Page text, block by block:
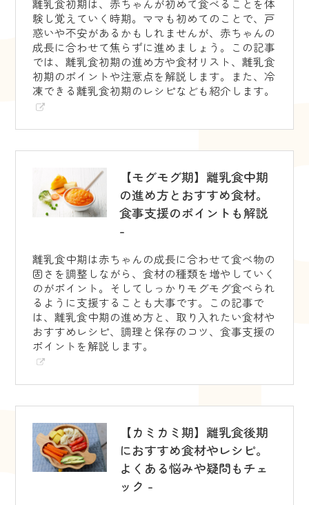
離乳食初期は、赤ちゃんが初めて食べることを体
験し覚えていく時期。ママも初めてのことで、戸
惑いや不安があるかもしれませんが、赤ちゃんの
成長に合わせて焦らずに進めましょう。この記事
では、離乳食初期の進め方や食材リスト、離乳食
初期のポイントや注意点を解説します。また、冷
凍できる離乳食初期のレシピなども紹介します。
【モグモグ期】離乳食中期
の進め方とおすすめ食材。
食事支援のポイントも解説
-
離乳食中期は赤ちゃんの成長に合わせて食べ物の
固さを調整しながら、食材の種類を増やしていく
のがポイント。そしてしっかりモグモグ食べられ
るように支援することも大事です。この記事で
は、離乳食中期の進め方と、取り入れたい食材や
おすすめレシピ、調理と保存のコツ、食事支援の
ポイントを解説します。
【カミカミ期】離乳食後期
におすすめ食材やレシピ。
よくある悩みや疑問もチェ
ック -